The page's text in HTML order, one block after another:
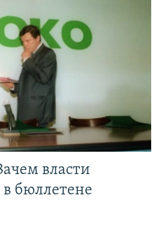
власти
в бюллетене